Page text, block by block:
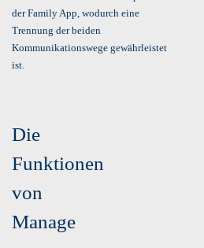
der Family App, wodurch eine
Trennung der beiden
Kommunikationswege gewährleistet
ist.
Die
Funktionen
von
Manage